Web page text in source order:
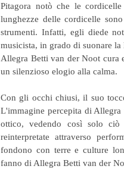
Pitagora notò che le
lunghezze delle cordicelle
strumenti. Infatti, egli diede
musicista, in grado di suonare
Allegra Betti van der Noot cura
un silenzioso elogio alla calma.
Con gli occhi chiusi, il suo
L'immagine percepita di
ottico, vedendo così solo
reinterpretate attraverso
fondono con terre e culture
fanno di Allegra Betti van der